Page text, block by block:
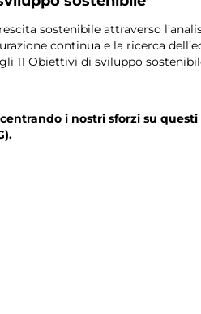
sostenibile attraverso
continua e la ricerca
11 Obiettivi di sviluppo
i nostri sforzi su questi